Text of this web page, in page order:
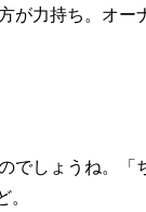
が力持ち。オー
でしょうね。「